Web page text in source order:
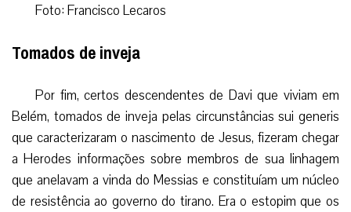
Foto: Francisco Lecaros
Tomados de inveja
Por fim, certos descendentes de Davi que viviam em
Belém, tomados de inveja pelas circunstâncias sui generis
que caracterizaram o nascimento de Jesus, fizeram chegar
a Herodes informações sobre membros de sua linhagem
que anelavam a vinda do Messias e constituíam um núcleo
de resistência ao governo do tirano. Era o estopim que os